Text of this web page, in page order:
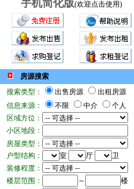
手机简化版(欢迎点击使用)
房源搜索
搜索类型：
出售房源
出租房源
信息来源：
不限 中介
个人
区域方位：
小区地段：
房屋类型：
户型结构：
室 厅
卫
装修程度：
楼层范围：
～
楼